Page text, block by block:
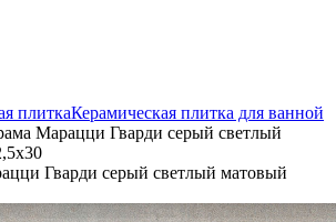
плиткаКерамическая плитка для ванной
Марацци Гварди серый светлый
Гварди серый светлый матовый